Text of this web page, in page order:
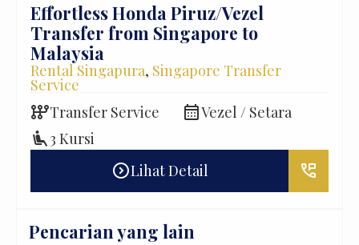
Effortless Honda Piruz/Vezel
Transfer from Singapore to
Malaysia
Rental Singapura, Singapore Transfer
Service
auto_transmissionTransfer Service calendar_monthVezel / Setara
airline_seat_recline_extra3 Kursi
expand_circle_rightLihat Detail perm_phone_msg
Pencarian yang lain